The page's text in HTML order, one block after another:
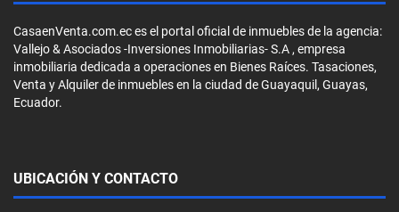
CasaenVenta.com.ec es el portal oficial de inmuebles de la agencia:
Vallejo & Asociados -Inversiones Inmobiliarias- S.A , empresa
inmobiliaria dedicada a operaciones en Bienes Raíces. Tasaciones,
Venta y Alquiler de inmuebles en la ciudad de Guayaquil, Guayas,
Ecuador.
UBICACIÓN Y CONTACTO